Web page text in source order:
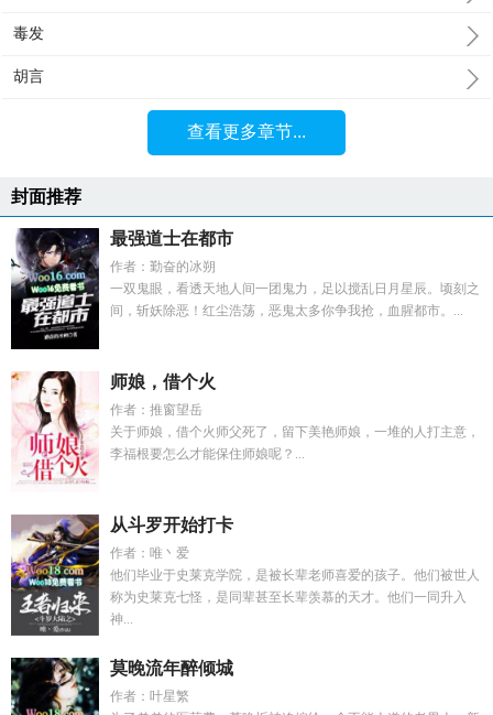
毒发
胡言
查看更多章节...
封面推荐
最强道士在都市
作者：勤奋的冰朔
一双鬼眼，看透天地人间一团鬼力，足以搅乱日月星辰。顷刻之
间，斩妖除恶！红尘浩荡，恶鬼太多你争我抢，血腥都市。...
师娘，借个火
作者：推窗望岳
关于师娘，借个火师父死了，留下美艳师娘，一堆的人打主意，
李福根要怎么才能保住师娘呢？...
从斗罗开始打卡
作者：唯丶爱
他们毕业于史莱克学院，是被长辈老师喜爱的孩子。他们被世人
称为史莱克七怪，是同辈甚至长辈羡慕的天才。他们一同升入
神...
莫晚流年醉倾城
作者：叶星繁